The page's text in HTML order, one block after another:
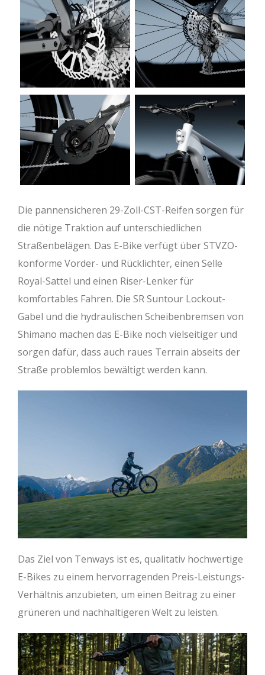
Die pannensicheren 29-Zoll-CST-Reifen sorgen für
die nötige Traktion auf unterschiedlichen
Straßenbelägen. Das E-Bike verfügt über STVZO-
konforme Vorder- und Rücklichter, einen Selle
Royal-Sattel und einen Riser-Lenker für
komfortables Fahren. Die SR Suntour Lockout-
Gabel und die hydraulischen Scheibenbremsen von
Shimano machen das E-Bike noch vielseitiger und
sorgen dafür, dass auch raues Terrain abseits der
Straße problemlos bewältigt werden kann.
Das Ziel von Tenways ist es, qualitativ hochwertige
E-Bikes zu einem hervorragenden Preis-Leistungs-
Verhältnis anzubieten, um einen Beitrag zu einer
grüneren und nachhaltigeren Welt zu leisten.